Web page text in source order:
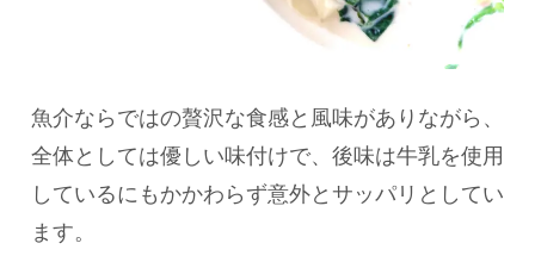
魚介ならではの贅沢な食感と風味がありながら、
全体としては優しい味付けで、後味は牛乳を使用
しているにもかかわらず意外とサッパリとしてい
ます。